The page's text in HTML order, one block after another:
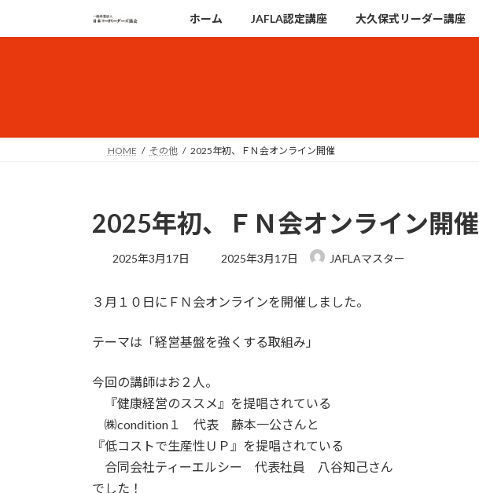
キ
に
ホーム JAFLA認定講座 大久保式リーダー講座
HOME その他 2025年初、ＦＮ会オンライン開催
2025年初、ＦＮ会オンライン開催
2025年3月17日
最
新
時
:
2025年3月17日 JAFLAマスター
３月１０日にＦＮ会オンラインを開催しました。
テーマは「経営基盤を強くする取組み」
今回の講師はお２人。
『健康経営のススメ』を提唱されている
㈱condition１ 代表 藤本一公さんと
『低コストで生産性ＵＰ』を提唱されている
合同会社ティーエルシー 代表社員 八谷知己さん
でした！